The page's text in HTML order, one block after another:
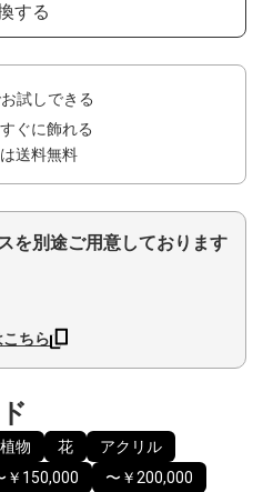
する
試しできる
ぐに飾れる
送料無料
を別途ご用意しております
ちら
物 花
アクリル
￥150,000 〜￥200,000